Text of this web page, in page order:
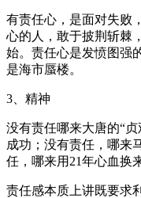
有责任心，是面对失败
心的人，敢于披荆斩棘
始。责任心是发愤图强
是海市蜃楼。
3、精神
没有责任哪来大唐的“
成功；没有责任，哪来
任，哪来用21年心血换
责任感本质上讲既要求